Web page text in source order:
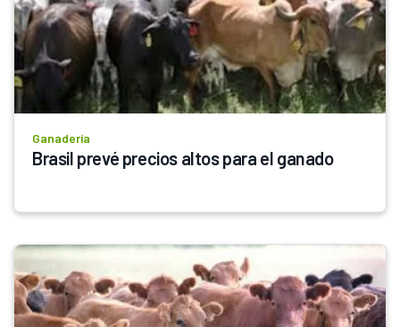
Ganadería
Brasil prevé precios altos para el ganado